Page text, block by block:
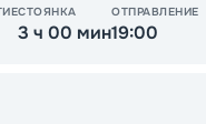
СТОЯНКА
3 ч 00 мин
ОТПРАВЛЕНИЕ
19:00